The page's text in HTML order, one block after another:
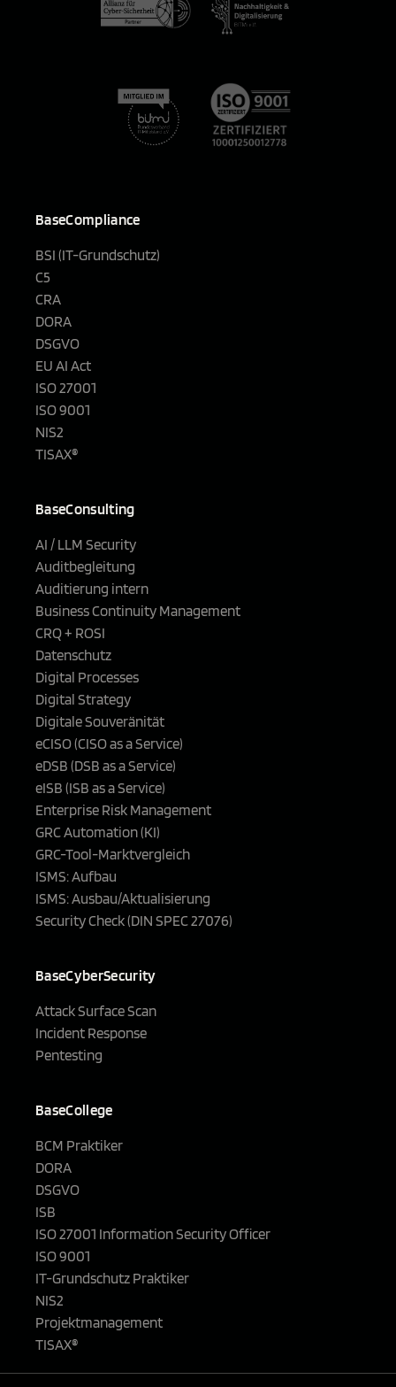
BaseCompliance
BSI (IT-Grundschutz)
C5
CRA
DORA
DSGVO
EU AI Act
ISO 27001
ISO 9001
NIS2
TISAX®
BaseConsulting
AI / LLM Security
Auditbegleitung
Auditierung intern
Business Continuity Management
CRQ + ROSI
Datenschutz
Digital Processes
Digital Strategy
Digitale Souveränität
eCISO (CISO as a Service)
eDSB (DSB as a Service)
eISB (ISB as a Service)
Enterprise Risk Management
GRC Automation (KI)
GRC-Tool-Marktvergleich
ISMS: Aufbau
ISMS: Ausbau/Aktualisierung
Security Check (DIN SPEC 27076)
BaseCyberSecurity
Attack Surface Scan
Incident Response
Pentesting
BaseCollege
BCM Praktiker
DORA
DSGVO
ISB
ISO 27001 Information Security Officer
ISO 9001
IT-Grundschutz Praktiker
NIS2
Projektmanagement
TISAX®